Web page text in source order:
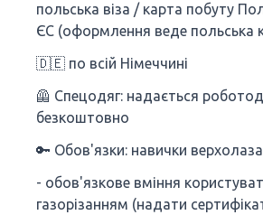
польська віза / карта побуту
ЄС (оформлення веде польська
🇩🇪 по всій Німеччині
🦺 Спецодяг: надається
безкоштовно
🔑 Обов'язки: навички
- обов'язкове вміння
газорізанням (надати